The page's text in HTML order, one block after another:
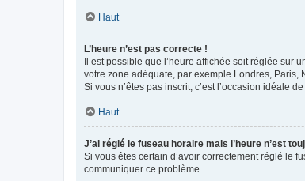
Haut
L’heure n’est pas correcte !
Il est possible que l’heure affichée soit réglée sur
votre zone adéquate, par exemple Londres, Paris,
Si vous n’êtes pas inscrit, c’est l’occasion idéale de
Haut
J’ai réglé le fuseau horaire mais l’heure n’est
Si vous êtes certain d’avoir correctement réglé le
communiquer ce problème.